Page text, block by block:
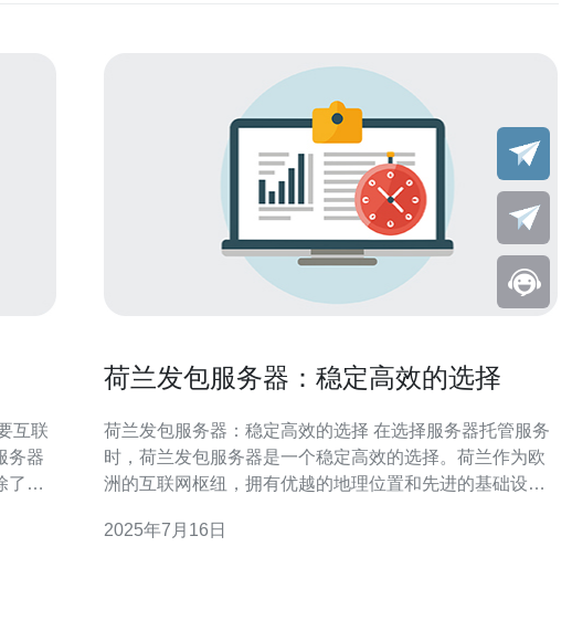
务器
了性
荷兰发包服务器：稳定高效的选择
荷兰发包服务器：稳定高效的选择 在选择服务器托管服务
时，荷兰发包服务器是一个稳定高效的选择。荷兰作为欧
洲的互联网枢纽，拥有优越的地理位置和先进的基础设
大陆的中心位置，毗邻德国、比利时和法国，是欧洲最大
2025年7月16日